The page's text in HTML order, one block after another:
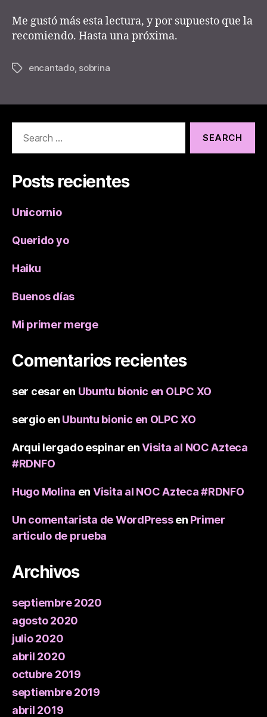
Me gustó más esta lectura, y por supuesto que la
recomiendo. Hasta una próxima.
Tagsencantado, sobrina
Posts recientes
Unicornio
Querido yo
Haiku
Buenos días
Mi primer merge
Comentarios recientes
ser cesar en Ubuntu bionic en OLPC XO
sergioen Ubuntu bionic en OLPC XO
Arqui lergado espinar enVisita al NOC Azteca
#RDNFO
Hugo Molina en Visita al NOC Azteca #RDNFO
Un comentarista de WordPressen Primer
articulo de prueba
Archivos
septiembre 2020
agosto 2020
julio 2020
abril 2020
octubre 2019
septiembre 2019
abril 2019